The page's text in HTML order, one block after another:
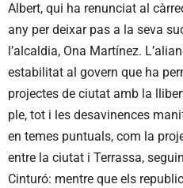
Albert, qui ha renunciat al
any per deixar pas a la seva
l’alcaldia, Ona Martínez.
estabilitat al govern que ha
projectes de ciutat amb la
ple, tot i les desavinences
en temes puntuals, com la
entre la ciutat i Terrassa,
Cinturó: mentre que els